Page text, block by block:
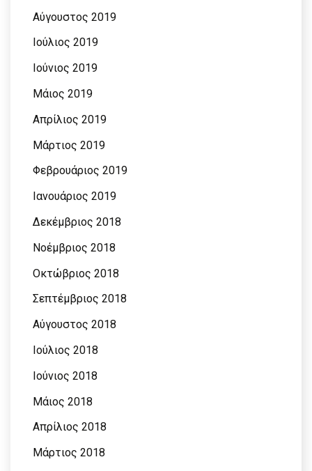
Αύγουστος 2019
Ιούλιος 2019
Ιούνιος 2019
Μάιος 2019
Απρίλιος 2019
Μάρτιος 2019
Φεβρουάριος 2019
Ιανουάριος 2019
Δεκέμβριος 2018
Νοέμβριος 2018
Οκτώβριος 2018
Σεπτέμβριος 2018
Αύγουστος 2018
Ιούλιος 2018
Ιούνιος 2018
Μάιος 2018
Απρίλιος 2018
Μάρτιος 2018